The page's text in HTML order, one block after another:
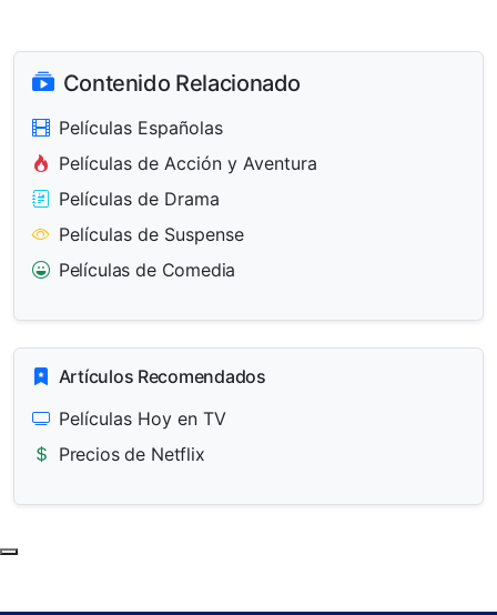
Contenido Relacionado
Películas Españolas
Películas de Acción y Aventura
Películas de Drama
Películas de Suspense
Películas de Comedia
Artículos Recomendados
Películas Hoy en TV
Precios de Netflix